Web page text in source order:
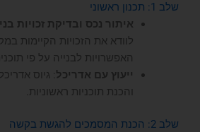
שלב 1: תכנון ראשוני
איתור נכס ובדיקת זכויות
לוודא את הזכויות הקיימות
האפשרויות לבנייה על פי
ייעוץ עם אדריכל : גיוס
והכנת תוכניות ראשוניות.
שלב 2: הכנת המסמכים להגשת בקשה